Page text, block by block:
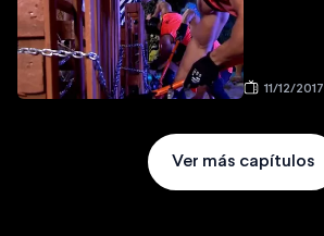
11/12/2017
Ver más capítulos